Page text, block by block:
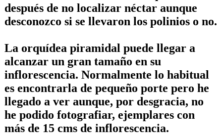
después de no localizar néctar aunque
desconozco si se llevaron los polinios o no.
La orquídea piramidal puede llegar a
alcanzar un gran tamaño en su
inflorescencia. Normalmente lo habitual
es encontrarla de pequeño porte pero he
llegado a ver aunque, por desgracia, no
he podido fotografiar, ejemplares con
más de 15 cms de inflorescencia.